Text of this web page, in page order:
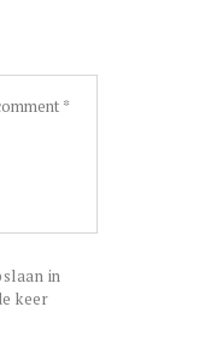
in
keer